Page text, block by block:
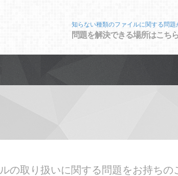
知らない種類のファイルに関する問題
問題を解決できる場所はこち
の取り扱いに関する問題をお持ちの